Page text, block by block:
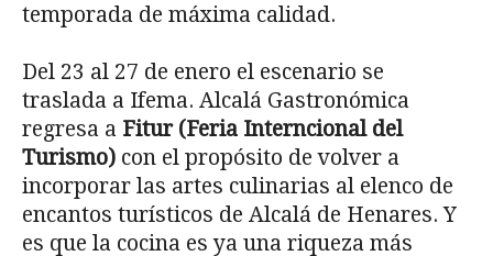
temporada de máxima calidad.
Del 23 al 27 de enero el escenario se
traslada a Ifema. Alcalá Gastronómica
regresa a Fitur (Feria Interncional del
Turismo) con el propósito de volver a
incorporar las artes culinarias al elenco de
encantos turísticos de Alcalá de Henares. Y
es que la cocina es ya una riqueza más